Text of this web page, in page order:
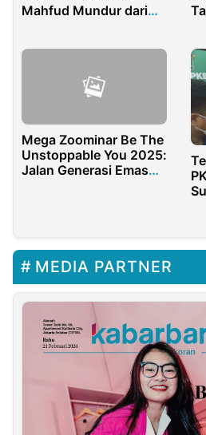
Mahfud Mundur dari
Mega Zoominar Be The
Unstoppable You 2025:
Jalan Generasi Emas
MEDIA PARTNER